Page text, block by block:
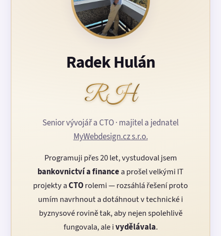
Radek Hulán
RH
Senior vývojář a CTO · majitel a jednatel
MyWebdesign.cz s.r.o.
Programuji přes 20 let, vystudoval jsem
bankovnictví a finance a prošel velkými IT
projekty aCTOrolemi — rozsáhlá řešení proto
umím navrhnout a dotáhnout v technické i
byznysové rovině tak, aby nejen spolehlivě
fungovala, ale ivydělávala.